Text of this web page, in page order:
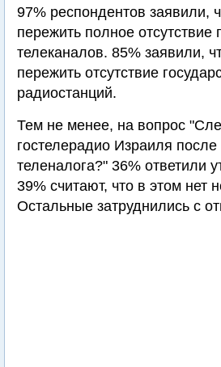
97% респондентов заявили,
пережить полное отсутствие
телеканалов. 85% заявили,
пережить отсутствие
радиостанций.
Тем не менее, на вопрос
гостелерадио Израиля
теленалога?" 36% ответили
39% считают, что в этом нет
Остальные затруднились с